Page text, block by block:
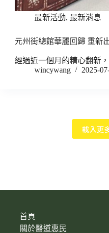
最新活動, 最新消息
元州街總館華麗回歸 重新
經過近一個月的精心翻新
wincywang
2025-
載入更
首頁
關於醫道惠民